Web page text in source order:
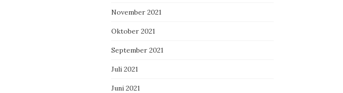
November 2021
Oktober 2021
September 2021
Juli 2021
Juni 2021